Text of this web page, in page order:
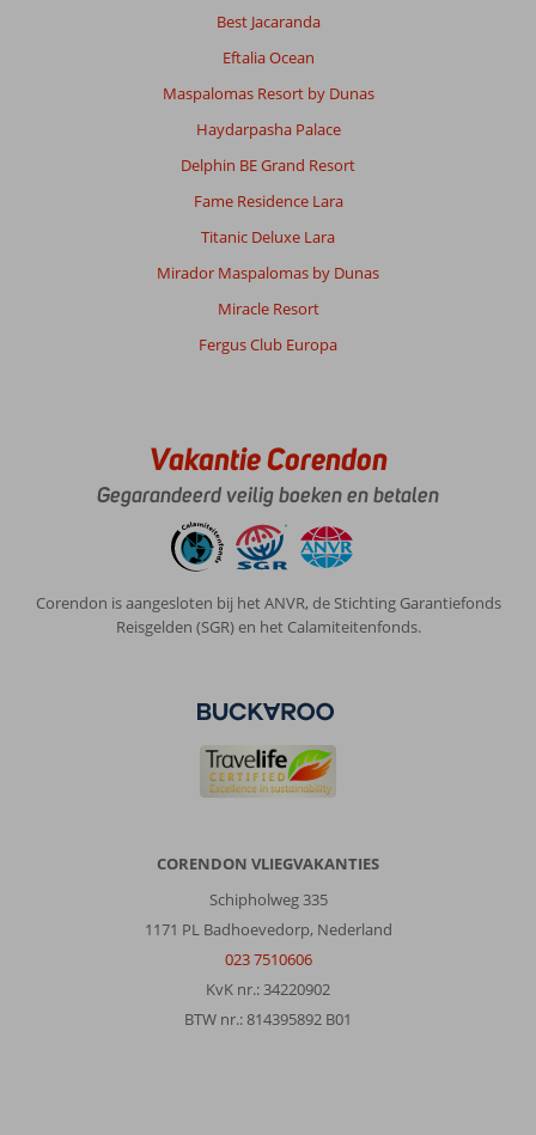
Best Jacaranda
Eftalia Ocean
Maspalomas Resort by Dunas
Haydarpasha Palace
Delphin BE Grand Resort
Fame Residence Lara
Titanic Deluxe Lara
Mirador Maspalomas by Dunas
Miracle Resort
Fergus Club Europa
Vakantie Corendon
Gegarandeerd veilig boeken en betalen
Corendon is aangesloten bij het ANVR, de Stichting Garantiefonds
Reisgelden (SGR) en het Calamiteitenfonds.
CORENDON VLIEGVAKANTIES
Schipholweg 335
1171 PL Badhoevedorp, Nederland
023 7510606
KvK nr.: 34220902
BTW nr.: 814395892 B01